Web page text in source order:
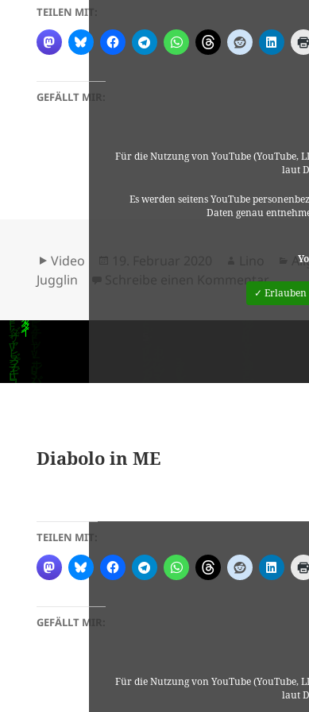
Für die Nutzung von YouTube (YouTube,
laut
Es werden seitens YouTube
Daten genau
✓ Erlauben
TEILEN MIT:
GEFÄLLT MIR:
Format
Video
Jugglin
Schreibe einen Kommentarzu
Diabolo in ME
Für die Nutzung von YouTube (YouTube,
laut
TEILEN MIT:
GEFÄLLT MIR: